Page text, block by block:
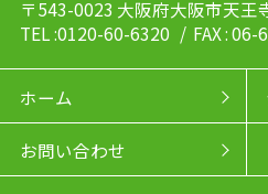
〒543-0023 大阪府大阪市天王
TEL :0120-60-6320 / FAX : 06-
ホーム
お問い合わせ